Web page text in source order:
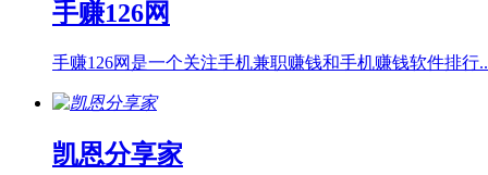
手赚126网
手赚126网是一个关注手机兼职赚钱和手机赚钱软件排行
凯恩分享家